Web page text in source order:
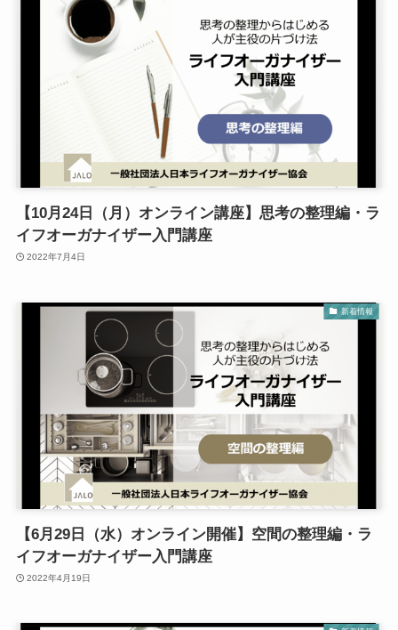
【10月24日（月）オンライン講座】思考の整理編・ラ
イフオーガナイザー入門講座
2022年7月4日
新着情報
【6月29日（水）オンライン開催】空間の整理編・ラ
イフオーガナイザー入門講座
2022年4月19日